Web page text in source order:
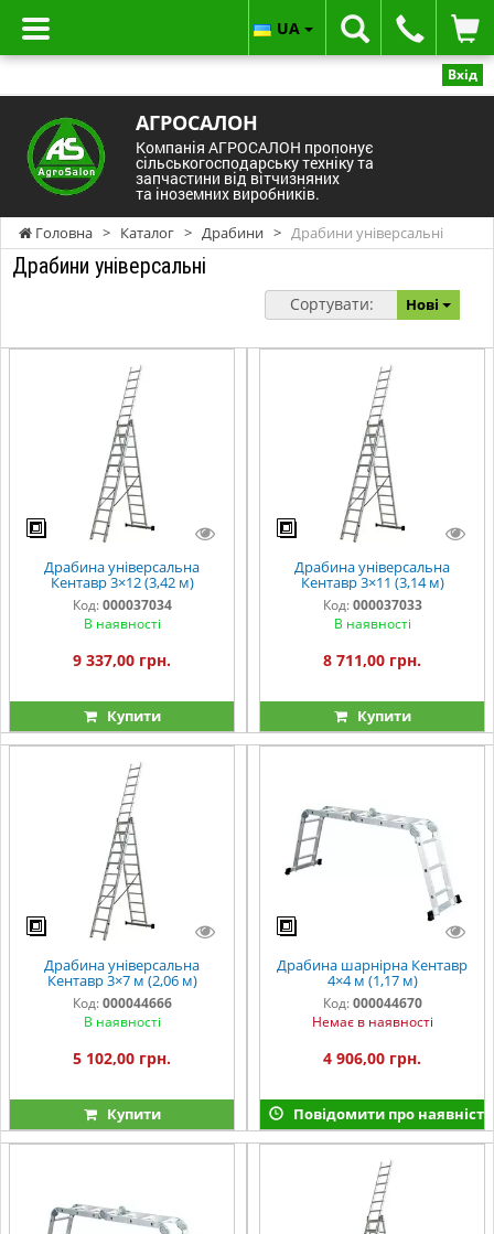
Вхід
АГРОСАЛОН
Компанія АГРОСАЛОН пропонує
сільськогосподарську техніку та
запчастини від вітчизняних
та іноземних виробників.
UA
Головна > Каталог > Драбини > Драбини універсальні
Драбини універсальні
Сортувати: Нові
Драбина універсальна
Кентавр 3×12 (3,42 м)
Код: 000037034
В наявності
9 337,00 грн.
Купити
Драбина універсальна
Кентавр 3×11 (3,14 м)
Код: 000037033
В наявності
8 711,00 грн.
Купити
Драбина універсальна
Кентавр 3×7 м (2,06 м)
Код: 000044666
В наявності
5 102,00 грн.
Купити
Драбина шарнірна Кентавр
4×4 м (1,17 м)
Код: 000044670
Немає в наявності
4 906,00 грн.
Повідомити про наявність